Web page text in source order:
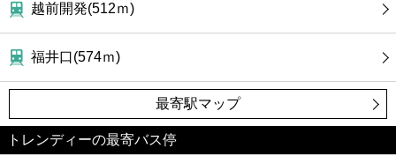
越前開発(512ｍ)
福井口(574ｍ)
最寄駅マップ
トレンディーの最寄バス停